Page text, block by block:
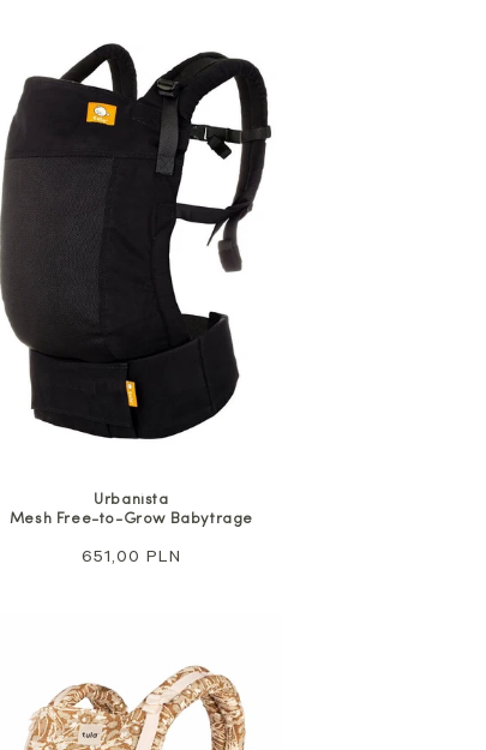
Urbanista
Mesh Free-to-Grow Babytrage
Regulärer
651,00 PLN